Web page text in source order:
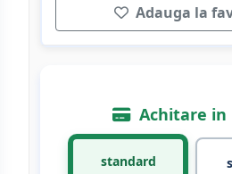
Adauga la
Achitare in
standard